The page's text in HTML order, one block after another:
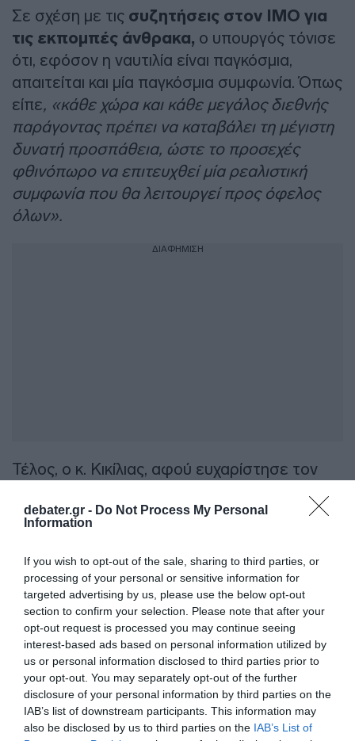
debater.gr - Do Not Process My Personal
Information
If you wish to opt-out of the sale, sharing to third parties, or
processing of your personal or sensitive information for
targeted advertising by us, please use the below opt-out
section to confirm your selection. Please note that after your
opt-out request is processed you may continue seeing
interest-based ads based on personal information utilized by
us or personal information disclosed to third parties prior to
your opt-out. You may separately opt-out of the further
disclosure of your personal information by third parties on the
IAB’s list of downstream participants. This information may
also be disclosed by us to third parties on the IAB’s List of
Σε σχέση με τις συζητήσεις στον IMO για
τις εκπομπές άνθρακα, ο υπουργός τόνισε
ότι, εφόσον η ναυτιλία είναι παγκόσμια,
απαιτείται και μία παγκόσμια συμφωνία. Όπως
είπε, «κάθε χώρα και κάθε μεγάλος διεθνής
παράγοντας πρέπει να καταβάλει τη μέγιστη
δυνατή προσπάθεια, ώστε το προσεχές
φθινόπωρο να επιτευχθεί μία ρεαλιστική
συμφωνία που θα λειτουργεί προς όφελος
όλων».
ΔΙΑΦΗΜΙΣΗ
Τέλος, ο κ. Κικίλιας, αφού ευχαρίστησε τον
Κίνας, Fang Qiu, για τη συνεργασία και την
στους ναυτικούς και τους ανθρώπους της
ναυτιλίας. «Πάνω απ’ όλα, τους εύχομαι
ασφάλεια και ποιότητα στην εργασία τους.
Μας συνδέει η παράδοση και ως Έλληνες δεν
θα πάψουμε ποτέ να είμαστε άνθρωποι της
θάλασσας», κατέληξε.
Προσθήκη ως προτεινόμενη
πηγή στην Google